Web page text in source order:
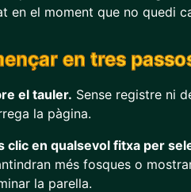
en el moment que no quedi
en tres
el tauler. Sense registre ni
la pàgina.
clic en qualsevol fitxa per
més fosques o
la parella.